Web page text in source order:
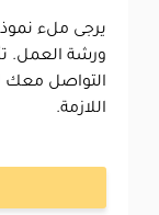
يرجى ملء
ورشة العمل.
التواصل معك
اللازمة.